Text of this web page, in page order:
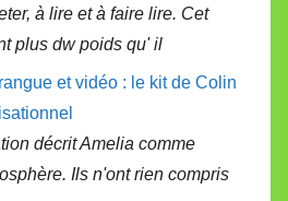
à lire et à faire lire. Cet
plus dw poids qu' il
et vidéo : le kit de Colin
décrit Amelia comme
Ils n'ont rien compris